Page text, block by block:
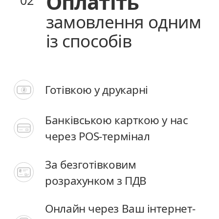
замовлення одним
із способів
Готівкою у друкарні
Банківською карткою у нас
через POS-термінал
За безготівковим
розрахунком з ПДВ
Онлайн через Ваш інтернет-
замовлення одним
із способів
Готівкою у друкарні
Банківською карткою у нас
через POS-термінал
За безготівковим
розрахунком з ПДВ
Онлайн через Ваш інтернет-